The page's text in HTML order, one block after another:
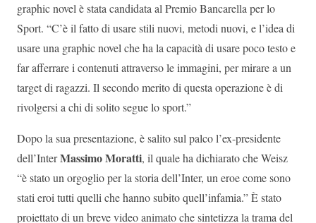
graphic novel è stata candidata al Premio Bancarella per lo
Sport. “C’è il fatto di usare stili nuovi, metodi nuovi, e l’idea di
usare una graphic novel che ha la capacità di usare poco testo e
far afferrare i contenuti attraverso le immagini, per mirare a un
target di ragazzi. Il secondo merito di questa operazione è di
rivolgersi a chi di solito segue lo sport.”
Dopo la sua presentazione, è salito sul palco l’ex-presidente
dell’InterMassimo Moratti, il quale ha dichiarato che Weisz
“è stato un orgoglio per la storia dell’Inter, un eroe come sono
stati eroi tutti quelli che hanno subito quell’infamia.” È stato
proiettato di un breve video animato che sintetizza la trama del